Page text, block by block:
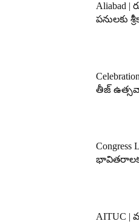
Aliabad
పనులకు
తీజ్
AITUC |